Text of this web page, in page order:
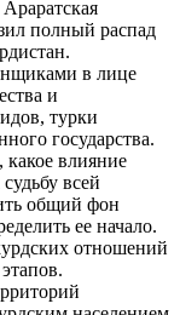
полный распад
в лице
и
турки
государства.
влияние
всей
общий фон
ее начало.
отношений